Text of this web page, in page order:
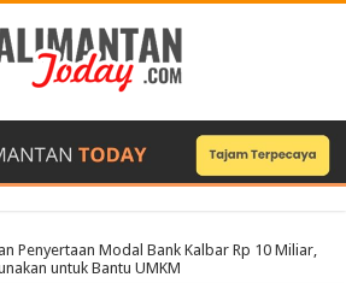
Penyertaan Modal Bank Kalbar Rp 10 Miliar,
untuk Bantu UMKM